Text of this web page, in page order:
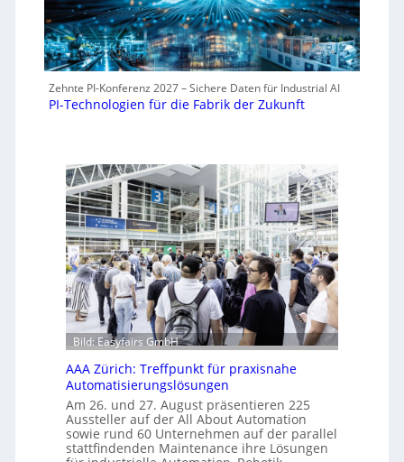
Zehnte PI-Konferenz 2027 – Sichere Daten für Industrial AI
PI-Technologien für die Fabrik der Zukunft
Bild: Easyfairs GmbH
AAA Zürich: Treffpunkt für praxisnahe
Automatisierungslösungen
Am 26. und 27. August präsentieren 225
Aussteller auf der All About Automation
sowie rund 60 Unternehmen auf der parallel
stattfindenden Maintenance ihre Lösungen